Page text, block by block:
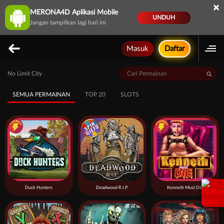
MERONA4D Aplikasi Mobile
Jangan tampilkan lagi hari ini
UNDUH
×
Masuk Daftar
No Limit City
SEMUA PERMAINAN TOP 20 SLOTS
Duck Hunters Deadwood R.I.P Kenneth Must Die